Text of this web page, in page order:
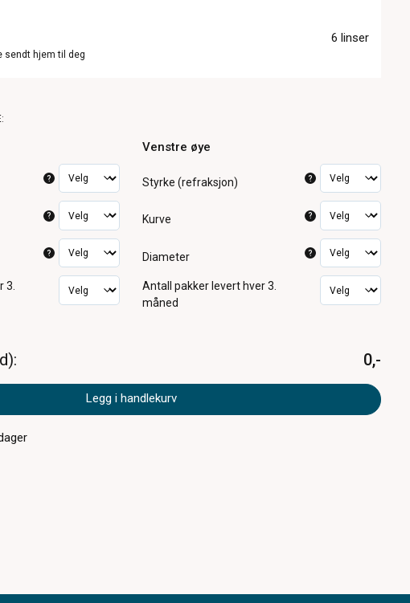
6 linser
sendt hjem til deg
?
?
?
3.
Venstre øye
Styrke (refraksjon) ?
Kurve ?
Diameter ?
Antall pakker levert hver 3.
måned
0,-
Legg i handlekurv